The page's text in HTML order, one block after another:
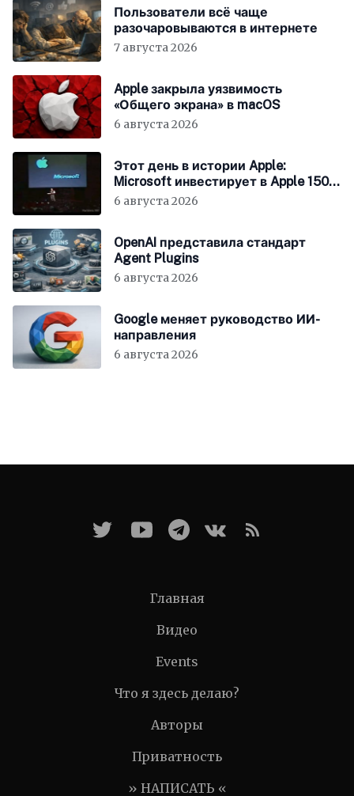
Пользователи всё чаще
разочаровываются в интернете
7 августа 2026
Apple закрыла уязвимость
«Общего экрана» в macOS
6 августа 2026
Этот день в истории Apple:
Microsoft инвестирует в Apple 150
миллионов долларов
6 августа 2026
OpenAI представила стандарт
Agent Plugins
6 августа 2026
Google меняет руководство ИИ-
направления
6 августа 2026
Главная
Видео
Events
Что я здесь делаю?
Авторы
Приватность
» НАПИСАТЬ «